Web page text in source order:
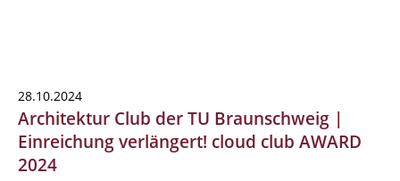
28.10.2024
Architektur Club der TU Braunschweig |
Einreichung verlängert! cloud club AWARD
2024